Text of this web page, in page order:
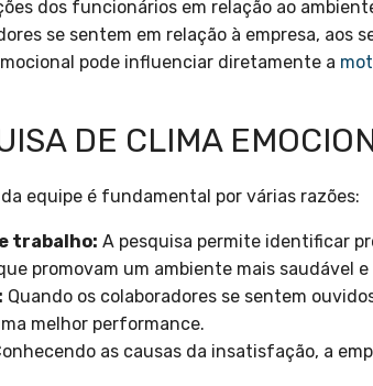
dos funcionários em relação ao
se sentem em relação à empresa, aos
pode influenciar diretamente a
DE CLIMA
equipe é fundamental por várias razões:
trabalho: A pesquisa permite identificar
promovam um ambiente mais saudável e
Quando os colaboradores se sentem
melhor performance.
as causas da insatisfação, a